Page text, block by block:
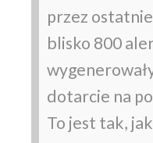
przez
blisko 800
dotarcie na
To jest tak,